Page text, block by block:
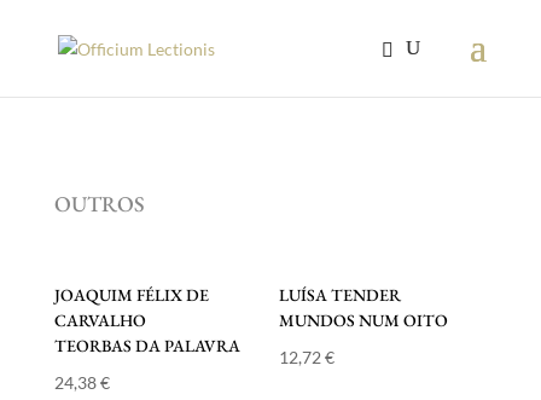
OUTROS
JOAQUIM FÉLIX DE
CARVALHO
TEORBAS DA PALAVRA
24,38€
LUÍSA TENDER
MUNDOS NUM OITO
12,72€